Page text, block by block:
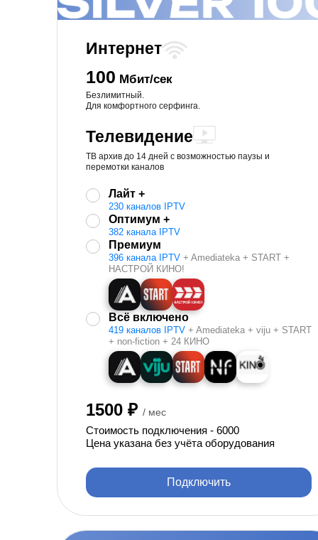
Интернет
100 Мбит/сек
Безлимитный.
Для комфортного серфинга.
Телевидение
ТВ архив до 14 дней с возможностью паузы и
перемотки каналов
Лайт +
230 каналов IPTV
Оптимум +
382 канала IPTV
Премиум
396 канала IPTV + Amediateka + START +
НАСТРОЙ КИНО!
Всё включено
419 каналов IPTV + Amediateka + viju + START
+ non-fiction + 24 КИНО
1500 ₽ / мес
Стоимость подключения - 6000
Цена указана без учёта оборудования
Подключить